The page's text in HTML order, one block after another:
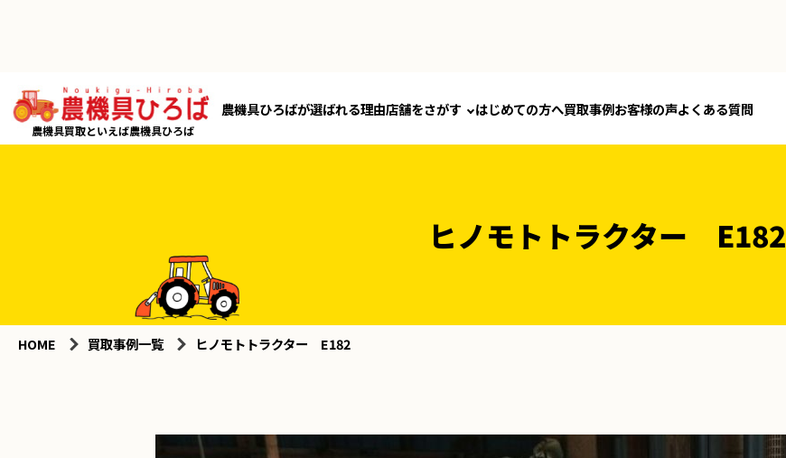
農機具買取といえば農機具ひろば
農機具ひろばが選ばれる理由店舗をさがす はじめての方へ買取事例お客様の声よくある質問
ヒノモトトラクター E182
HOME 買取事例一覧 ヒノモトトラクター E182